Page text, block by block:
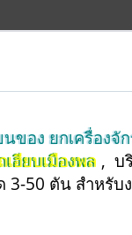
ของ ยกเครื่อง
เฮียบเมืองพล , บ
3-50 ตัน สำหรับ